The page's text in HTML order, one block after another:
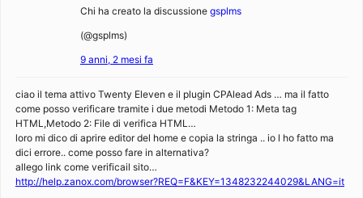
Chi ha creato la discussione gsplms
(@gsplms)
9 anni, 2 mesi fa
ciao il tema attivo Twenty Eleven e il plugin CPAlead Ads … ma il fatto
come posso verificare tramite i due metodi Metodo 1: Meta tag
HTML,Metodo 2: File di verifica HTML…
loro mi dico di aprire editor del home e copia la stringa .. io l ho fatto ma
dici errore.. come posso fare in alternativa?
allego link come verificail sito…
http://help.zanox.com/browser?REQ=F&KEY=1348232244029&LANG=it